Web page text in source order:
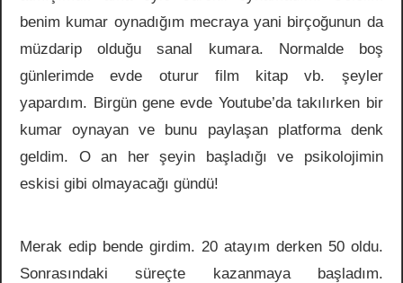
benim kumar oynadığım mecraya yani birçoğunun da
müzdarip olduğu sanal kumara. Normalde boş
günlerimde evde oturur film kitap vb. şeyler
yapardım. Birgün gene evde Youtube’da takılırken bir
kumar oynayan ve bunu paylaşan platforma denk
geldim. O an her şeyin başladığı ve psikolojimin
eskisi gibi olmayacağı gündü!
Merak edip bende girdim. 20 atayım derken 50 oldu.
Sonrasındaki süreçte kazanmaya başladım.